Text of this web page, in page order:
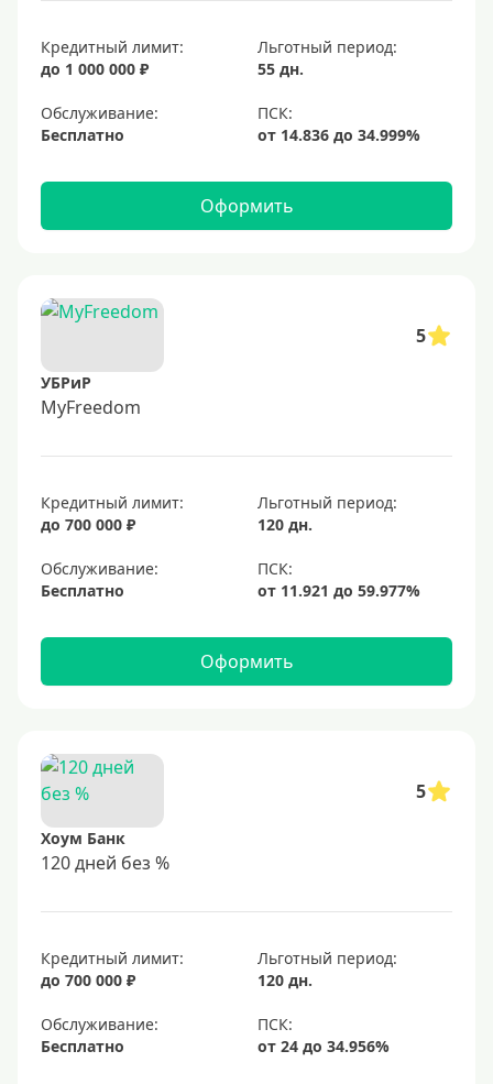
Кредитный лимит:
до 1 000 000 ₽
Льготный период:
55 дн.
Обслуживание:
Бесплатно
Оформить
5
УБРиР
MyFreedom
Кредитный лимит:
до 700 000 ₽
Льготный период:
120 дн.
Обслуживание:
Бесплатно
Оформить
5
Хоум Банк
120 дней без %
Кредитный лимит:
до 700 000 ₽
Льготный период:
120 дн.
Обслуживание:
Бесплатно